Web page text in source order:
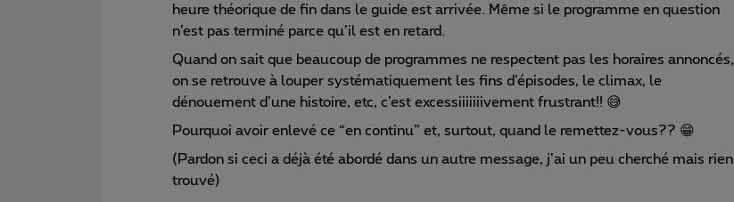
heure théorique de fin dans le guide est arrivée. Même si le programme en question
n’est pas terminé parce qu’il est en retard.
Quand on sait que beaucoup de programmes ne respectent pas les horaires annoncés,
on se retrouve à louper systématiquement les fins d’épisodes, le climax, le
dénouement d’une histoire, etc, c’est excessiiiiiiivement frustrant!! 😅
Pourquoi avoir enlevé ce “en continu” et, surtout, quand le remettez-vous?? 😁
(Pardon si ceci a déjà été abordé dans un autre message, j’ai un peu cherché mais rien
trouvé)